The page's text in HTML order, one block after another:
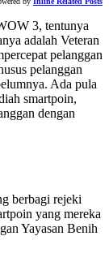
3, tentunya
adalah Veteran
pelanggan
pelanggan
Ada pula
smartpoin,
dengan
berbagi rejeki
yang mereka
Yayasan Benih